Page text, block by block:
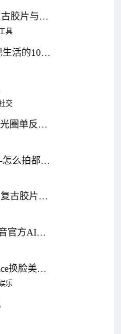
胶片与
机
具
活的100
交
圈单反相
像机
么拍都好
古胶片相
官方AI创
换脸美颜
照特效神
乐